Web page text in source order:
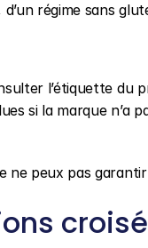
régime sans
l’étiquette du
si la marque n’a
ne peux pas garantir